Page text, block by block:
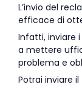
L’invio del
efficace di
Infatti, inviare i
a mettere
problema e
Potrai inviare il